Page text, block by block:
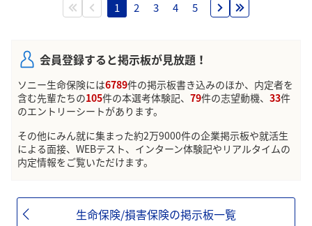
1 2 3 4 5
会員登録すると掲示板が見放題！
ソニー生命保険には6789件の掲示板書き込みのほか、内定者を
含む先輩たちの105件の本選考体験記、 79件の志望動機、 33件
のエントリーシートがあります。
その他にみん就に集まった約2万9000件の企業掲示板や就活生
による面接、WEBテスト、インターン体験記やリアルタイムの
内定情報をご覧いただけます。
生命保険/損害保険の掲示板一覧